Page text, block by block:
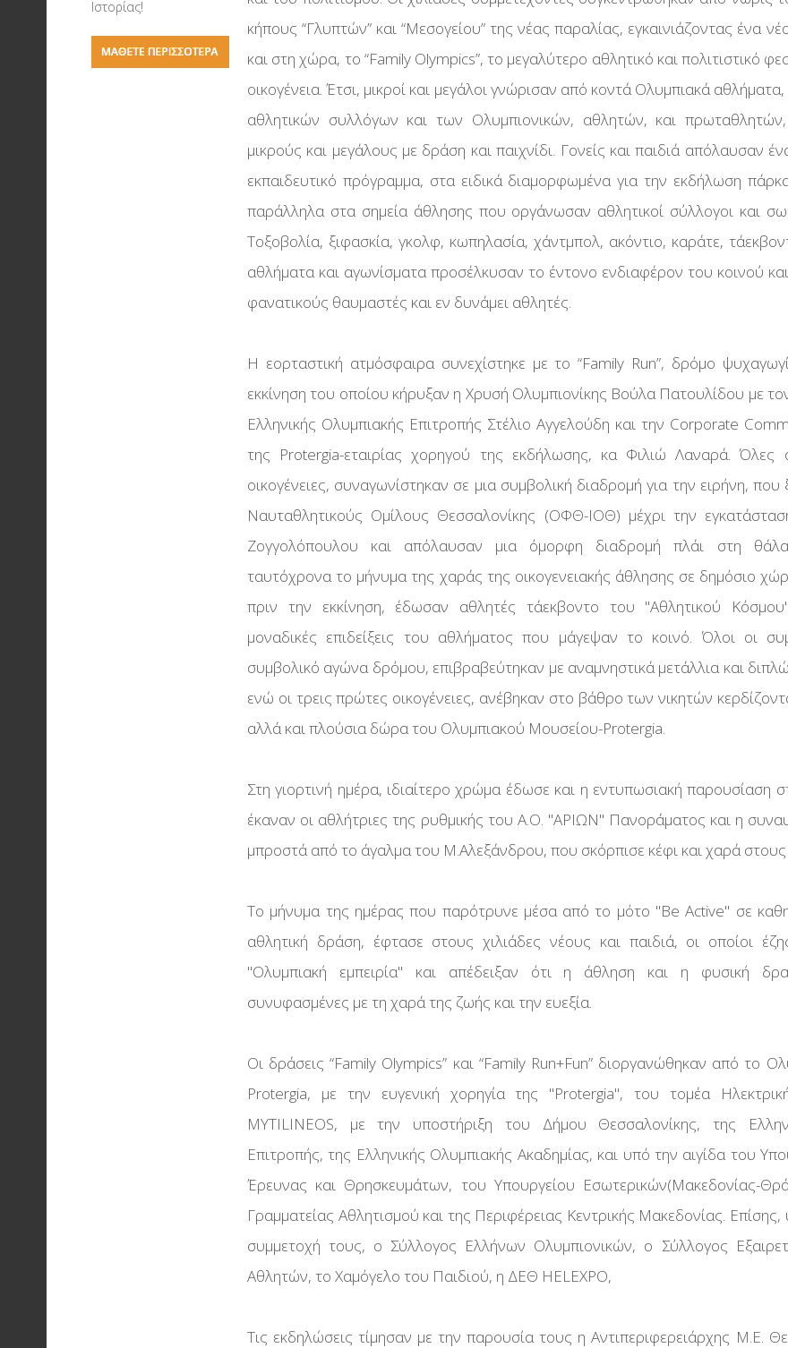
κήπους “Γλυπτών” και “Μεσογείου” της νέας παραλίας, εγκαινιάζοντας ένα
και στη χώρα, το “Family Olympics”, το μεγαλύτερο αθλητικό και πολιτιστικό
οικογένεια. Έτσι, μικροί και μεγάλοι γνώρισαν από κοντά Ολυμπιακά
αθλητικών συλλόγων και των Ολυμπιονικών, αθλητών, και
μικρούς και μεγάλους με δράση και παιχνίδι. Γονείς και παιδιά απόλαυσαν
εκπαιδευτικό πρόγραμμα, στα ειδικά διαμορφωμένα για την εκδήλωση
παράλληλα στα σημεία άθλησης που οργάνωσαν αθλητικοί σύλλογοι και
Τοξοβολία, ξιφασκία, γκολφ, κωπηλασία, χάντμπολ, ακόντιο, καράτε,
αθλήματα και αγωνίσματα προσέλκυσαν το έντονο ενδιαφέρον του κοινού
φανατικούς θαυμαστές και εν δυνάμει αθλητές.
Η εορταστική ατμόσφαιρα συνεχίστηκε με το “Family Run”, δρόμο
εκκίνηση του οποίου κήρυξαν η Χρυσή Ολυμπιονίκης Βούλα Πατουλίδου με
Ελληνικής Ολυμπιακής Επιτροπής Στέλιο Αγγελούδη και την Corporate
της Protergia-εταιρίας χορηγού της εκδήλωσης, κα Φιλιώ Λαναρά. Όλες
οικογένειες, συναγωνίστηκαν σε μια συμβολική διαδρομή για την ειρήνη, που
Ναυταθλητικούς Ομίλους Θεσσαλονίκης (ΟΦΘ-ΙΟΘ) μέχρι την
Ζογγολόπουλου και απόλαυσαν μια όμορφη διαδρομή πλάι στη
ταυτόχρονα το μήνυμα της χαράς της οικογενειακής άθλησης σε δημόσιο
πριν την εκκίνηση, έδωσαν αθλητές τάεκβοντο του ''Αθλητικού
μοναδικές επιδείξεις του αθλήματος που μάγεψαν το κοινό. Όλοι οι
συμβολικό αγώνα δρόμου, επιβραβεύτηκαν με αναμνηστικά μετάλλια και
ενώ οι τρεις πρώτες οικογένειες, ανέβηκαν στο βάθρο των νικητών
αλλά και πλούσια δώρα του Ολυμπιακού Μουσείου-Protergia.
Στη γιορτινή ημέρα, ιδιαίτερο χρώμα έδωσε και η εντυπωσιακή παρουσίαση
έκαναν οι αθλήτριες της ρυθμικής του Α.Ο. ''ΑΡΙΩΝ'' Πανοράματος και η
μπροστά από το άγαλμα του Μ.Αλεξάνδρου, που σκόρπισε κέφι και χαρά στους
Το μήνυμα της ημέρας που παρότρυνε μέσα από το μότο ''Be Active'' σε
αθλητική δράση, έφτασε στους χιλιάδες νέους και παιδιά, οι οποίοι
''Ολυμπιακή εμπειρία'' και απέδειξαν ότι η άθληση και η φυσική
συνυφασμένες με τη χαρά της ζωής και την ευεξία.
Οι δράσεις “Family Olympics” και “Family Run+Fun” διοργανώθηκαν από το
Protergia, με την ευγενική χορηγία της ''Protergia'', του τομέα
MYTILINEOS, με την υποστήριξη του Δήμου Θεσσαλονίκης, της
Επιτροπής, της Ελληνικής Ολυμπιακής Ακαδημίας, και υπό την αιγίδα του
Έρευνας και Θρησκευμάτων, του Υπουργείου Εσωτερικών(Μακεδονίας-
Γραμματείας Αθλητισμού και της Περιφέρειας Κεντρικής Μακεδονίας. Επίσης,
συμμετοχή τους, ο Σύλλογος Ελλήνων Ολυμπιονικών, ο Σύλλογος
Αθλητών, το Χαμόγελο του Παιδιού, η ΔΕΘ HELEXPO,
Τις εκδηλώσεις τίμησαν με την παρουσία τους η Αντιπεριφερειάρχης Μ.Ε.
Σύμφωνο Συνεργασίας Με
Το Υπουργείο Παιδείας
Έρευνας & Θρησκευμάτων
Σύμφωνο Συνεργασίας Με
Την Διεθνή Ολυμπιακή
Ακαδημία
Η τέχνη του σκακιού
Ολυμπιακή Λαμπαδηδρομία
Liverpool FC - Οι Κόκκινοι
Της Θεσσαλονίκης
Δάδες & Μετάλλια
Αρχαία Στάδια & Αγώνες
στην Αρχαιότητα
Ιστορίας!